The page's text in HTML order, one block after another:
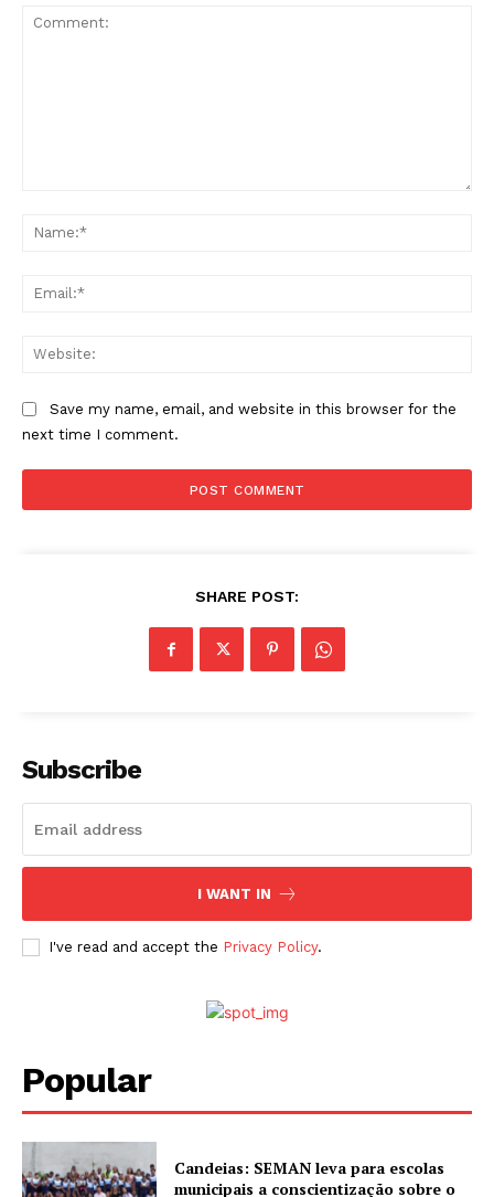
Save my name, email, and website in this browser for the
next time I comment.
SHARE POST:
Subscribe
I WANT IN
I've read and accept the Privacy Policy.
Popular
Candeias: SEMAN leva para escolas
municipais a conscientização sobre o